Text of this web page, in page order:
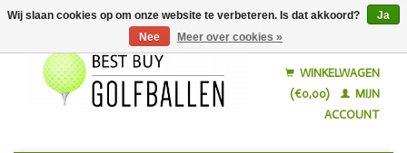
WINKELWAGEN
(€0,00)
MIJN
ACCOUNT
Wij slaan cookies op om onze website te verbeteren. Is dat akkoord?
Ja
Nee
Meer over cookies »